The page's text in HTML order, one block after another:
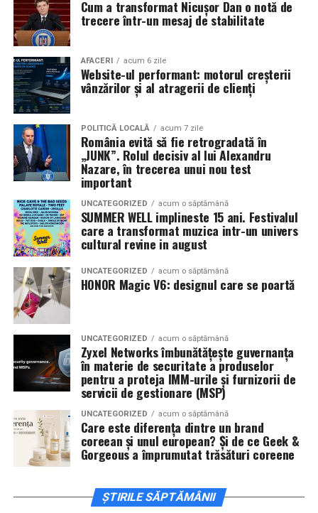
mea”de la Cinema City din City Park Constanța,de la
18:30, unde
regizorul Paul Decu și actrița Azaleea
Necula, originari din Constanța și împrejurimi, vor
prezenta filmul alături de colegii lor
Alexandra Răduță și Gabriel Vatavu.
Cinema City Shopping City Galați
12 februarie de la 18:30la întâlnirea cu actrițele
State și Azaleea Necula și regizorul Paul Decu.
Pe 13 februarie la ora 18:30, spectatorii dinIași
invitați la proiecția specială din
Mall, alături de regizorulPaul Decuși de
actoriiGabriel Vatavu, Sergiu Costache, Azaleea
Necula, Alexandra Răduță.
De „Ziua Îndrăgostiților”, pe14 februarie, în Cinema
City Iulius Mall Suceava, de la 18:30, spectatorii sunt
invitați la film alături de regizorul
actoriiSergiu Costache, Vlad si Oana Gherman,
Alexandra Răduță.
Cineplexx Băneasa Shopping City
Bucureștigăzduiește o proiecție specială în prezența
întregii echipe pe15 februarie, de la 17:30.
ÎnCraiova , regizorul Paul Decuși actorii Sergiu
Costache, Azaleea Necula și Oana Gherman vor
Mall pe 16 februarie de la ora 18:00.
Cum a transformat Nicușor Dan o notă de
trecere într-un mesaj de stabilitate
AFACERI acum 6 zile
Website-ul performant: motorul creșterii
vânzărilor și al atragerii de clienți
POLITICĂ LOCALĂ acum 7 zile
România evită să fie retrogradată în
„JUNK”. Rolul decisiv al lui Alexandru
Nazare, în trecerea unui nou test
important
UNCATEGORIZED acum o săptămână
SUMMER WELL implineste 15 ani. Festivalul
care a transformat muzica intr-un univers
cultural revine in august
UNCATEGORIZED acum o săptămână
HONOR Magic V6: designul care se poartă
UNCATEGORIZED acum o săptămână
Zyxel Networks îmbunătățește guvernanța
în materie de securitate a produselor
pentru a proteja IMM-urile și furnizorii de
servicii de gestionare (MSP)
UNCATEGORIZED acum o săptămână
Care este diferența dintre un brand
coreean și unul european? Și de ce Geek &
Gorgeous a împrumutat trăsături coreene
ȘTIRILE SĂPTĂMÂNII